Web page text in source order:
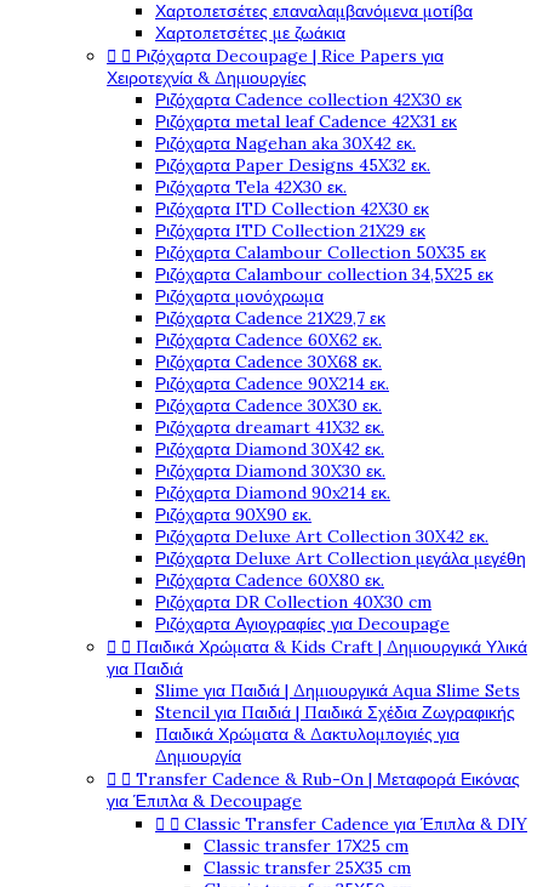
Χαρτοπετσέτες επαναλαμβανόμενα μοτίβα
Χαρτοπετσέτες με ζωάκια
  Ριζόχαρτα Decoupage | Rice Papers για
Χειροτεχνία & Δημιουργίες
Ριζόχαρτα Cadence collection 42X30 εκ
Ριζόχαρτα metal leaf Cadence 42X31 εκ
Ριζόχαρτα Nagehan aka 30X42 εκ.
Ριζόχαρτα Paper Designs 45X32 εκ.
Ριζόχαρτα Tela 42Χ30 εκ.
Ριζόχαρτα ITD Collection 42X30 εκ
Ριζόχαρτα ITD Collection 21X29 εκ
Ριζόχαρτα Calambour Collection 50X35 εκ
Ριζόχαρτα Calambour collection 34,5X25 εκ
Ριζόχαρτα μονόχρωμα
Ριζόχαρτα Cadence 21Χ29,7 εκ
Ριζόχαρτα Cadence 60X62 εκ.
Ριζόχαρτα Cadence 30X68 εκ.
Ριζόχαρτα Cadence 90X214 εκ.
Ριζόχαρτα Cadence 30X30 εκ.
Ριζόχαρτα dreamart 41X32 εκ.
Ριζόχαρτα Diamond 30X42 εκ.
Ριζόχαρτα Diamond 30X30 εκ.
Ριζόχαρτα Diamond 90x214 εκ.
Ριζόχαρτα 90X90 εκ.
Ριζόχαρτα Deluxe Art Collection 30X42 εκ.
Ριζόχαρτα Deluxe Art Collection μεγάλα μεγέθη
Ριζόχαρτα Cadence 60X80 εκ.
Ριζόχαρτα DR Collection 40X30 cm
Ριζόχαρτα Αγιογραφίες για Decoupage
  Παιδικά Χρώματα & Kids Craft | Δημιουργικά Υλικά
για Παιδιά
Slime για Παιδιά | Δημιουργικά Aqua Slime Sets
Stencil για Παιδιά | Παιδικά Σχέδια Ζωγραφικής
Παιδικά Χρώματα & Δακτυλομπογιές για
Δημιουργία
  Transfer Cadence & Rub-On | Μεταφορά Εικόνας
για Έπιπλα & Decoupage
  Classic Transfer Cadence για Έπιπλα & DIY
Classic transfer 17Χ25 cm
Classic transfer 25Χ35 cm